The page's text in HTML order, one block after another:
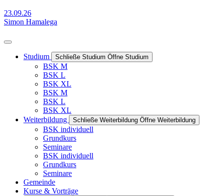
23.09.26
Simon Hamalega
Studium Schließe Studium Öffne Studium
BSK M
BSK L
BSK XL
BSK M
BSK L
BSK XL
Weiterbildung
Schließe Weiterbildung Öffne Weiterbildung
BSK individuell
Grundkurs
Seminare
BSK individuell
Grundkurs
Seminare
Gemeinde
Kurse & Vorträge